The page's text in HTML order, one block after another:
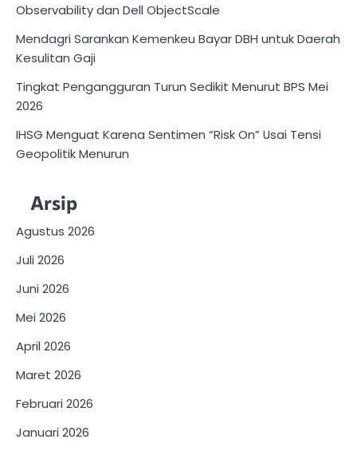
Observability dan Dell ObjectScale
Mendagri Sarankan Kemenkeu Bayar DBH untuk Daerah
Kesulitan Gaji
Tingkat Pengangguran Turun Sedikit Menurut BPS Mei
2026
IHSG Menguat Karena Sentimen “Risk On” Usai Tensi
Geopolitik Menurun
Arsip
Agustus 2026
Juli 2026
Juni 2026
Mei 2026
April 2026
Maret 2026
Februari 2026
Januari 2026